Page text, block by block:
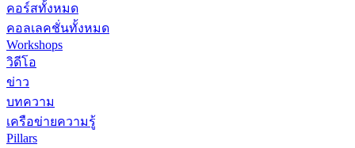
คอร์สทั้งหมด
คอลเลคชั่นทั้งหมด
Workshops
วิดีโอ
ข่าว
บทความ
เครือข่ายความรู้
Pillars